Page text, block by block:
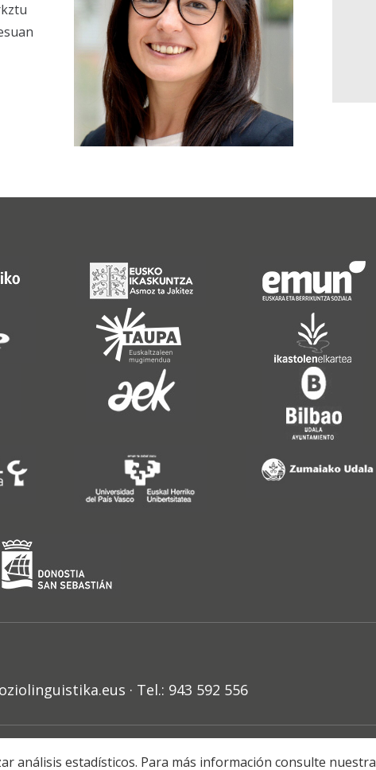
· Tel.: 943 592 556
análisis estadísticos. Para más información consulte nuestra